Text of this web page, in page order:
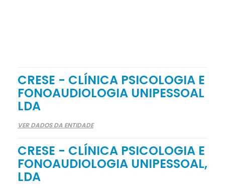
CRESE - CLÍNICA PSICOLOGIA E
FONOAUDIOLOGIA UNIPESSOAL
LDA
VER DADOS DA ENTIDADE
CRESE - CLÍNICA PSICOLOGIA E
FONOAUDIOLOGIA UNIPESSOAL,
LDA